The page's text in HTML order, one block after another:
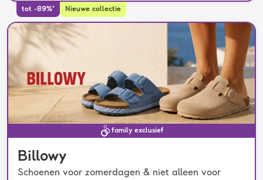
tot -89%* Nieuwe collectie
family exclusief
Billowy
Schoenen voor zomerdagen & niet alleen voor